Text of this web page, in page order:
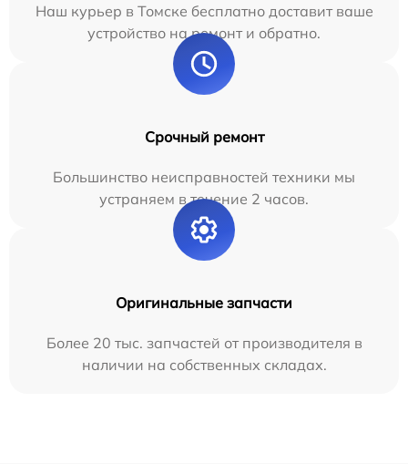
Наш курьер в Томске бесплатно доставит ваше
устройство на ремонт и обратно.
Срочный ремонт
Большинство неисправностей техники мы
устраняем в течение 2 часов.
Оригинальные запчасти
Более 20 тыс. запчастей от производителя в
наличии на собственных складах.